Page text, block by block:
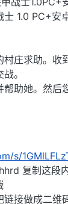
士 1.0 PC+安
庄求助。收
。
帮助她。然后
s/
复制这段
接做成二维